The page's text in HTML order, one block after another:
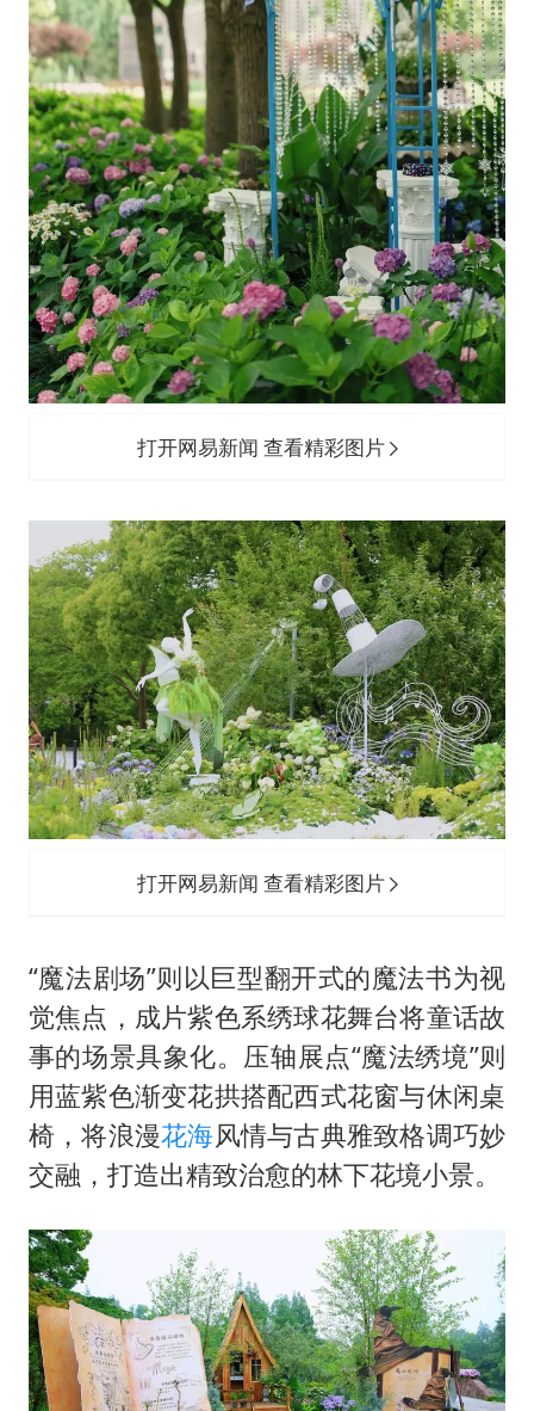
打开网易新闻 查看精彩图片
打开网易新闻 查看精彩图片
“魔法剧场”则以巨型翻开式的魔法书为视
觉焦点，成片紫色系绣球花舞台将童话故
事的场景具象化。压轴展点“魔法绣境”则
用蓝紫色渐变花拱搭配西式花窗与休闲桌
椅，将浪漫花海风情与古典雅致格调巧妙
交融，打造出精致治愈的林下花境小景。